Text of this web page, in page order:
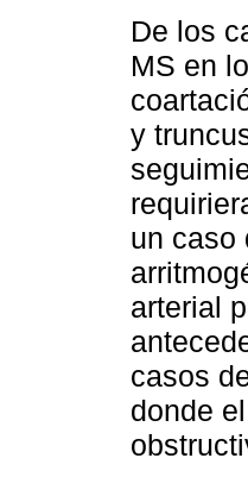
De los
MS en
y
un caso
arterial
casos
donde